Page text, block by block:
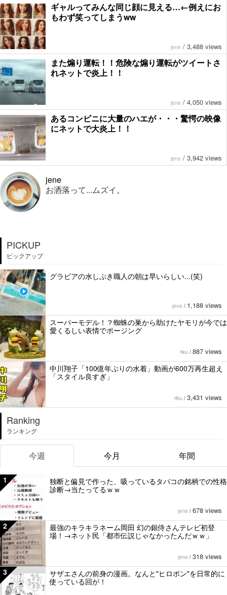
ギャルってみんな同じ顔に見える…←例えにお
もわず笑ってしまうww
jene / 3,488 views
また煽り運転！！危険な煽り運転がツイートさ
れネットで炎上！！
jene / 4,050 views
あるコンビニに大量のハエが・・・驚愕の映像
にネットで大炎上！！
jene / 3,942 views
jene
お洒落って...ムズイ。
PICKUP
ピックアップ
グラビアの水しぶき職人の朝は早いらしい...(笑)
jene / 1,188 views
スーパーモデル！？蜘蛛の巣から助けたヤモリが今では
愛くるしい表情でポージング
riku / 887 views
中川翔子「100億年ぶりの水着」動画が600万再生超え
「スタイル良すぎ」
riku / 3,431 views
Ranking
ランキング
今週 今月 年間
1
独断と偏見で作った、吸っているタバコの銘柄での性格
診断→当たってるｗｗ
jene / 678 views
2
最強のキラキラネーム岡田 幻の銀侍さんテレビ初登
場！→ネット民「都市伝説じゃなかったんだｗｗ」
jene / 318 views
3
サザエさんの前身の漫画。なんと"ヒロポン"を日常的に
使っている回が！